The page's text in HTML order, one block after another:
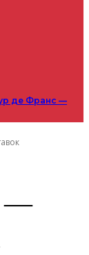
де Франс —
—